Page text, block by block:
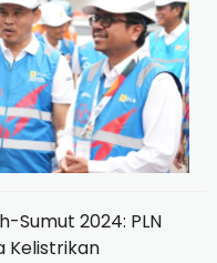
Sumut 2024: PLN
Kelistrikan